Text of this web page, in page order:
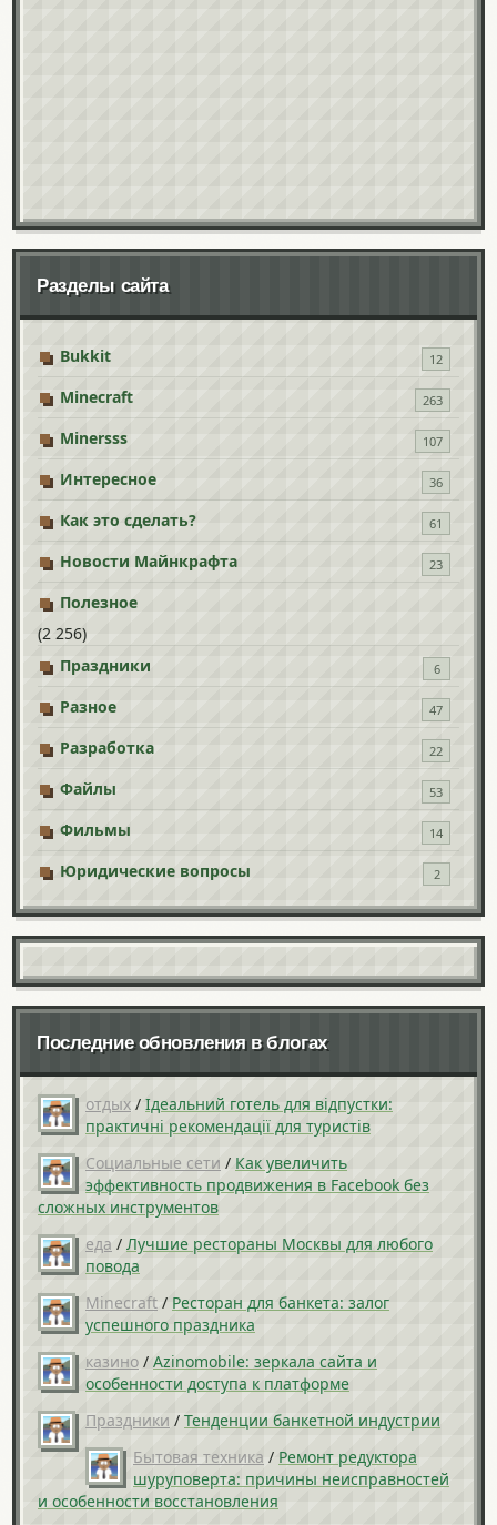
Разделы сайта
Bukkit 12
Minecraft 263
Minersss 107
Интересное 36
Как это сделать? 61
Новости Майнкрафта 23
Полезное
(2 256)
Праздники
6
Разное 47
Разработка 22
Файлы 53
Фильмы 14
Юридические вопросы 2
Последние обновления в блогах
отдых / Ідеальний готель для відпустки:
практичні рекомендації для туристів
Социальные сети / Как увеличить
эффективность продвижения в Facebook без
сложных инструментов
еда / Лучшие рестораны Москвы для любого
повода
Minecraft / Ресторан для банкета: залог
успешного праздника
казино / Azinomobile: зеркала сайта и
особенности доступа к платформе
Праздники / Тенденции банкетной индустрии
Бытовая техника / Ремонт редуктора
шуруповерта: причины неисправностей
и особенности восстановления